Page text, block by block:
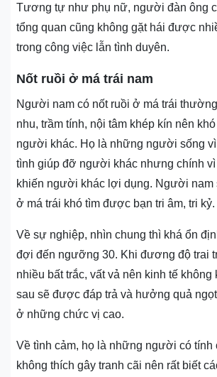
Tương tự như phụ nữ, người đàn ông
tổng quan cũng không gặt hái được
trong công việc lẫn tình duyên.
Nốt ruồi ở má trái nam
Người nam có nốt ruồi ở má trái
nhu, trầm tính, nội tâm khép kín nên
người khác. Họ là những người sống
tình giúp đỡ người khác nhưng chính
khiến người khác lợi dụng. Người nam
ở má trái khó tìm được bạn tri âm, tri kỷ.
Về sự nghiệp, nhìn chung thì khá ổn
đợi đến ngưỡng 30. Khi đương độ trai
nhiều bất trắc, vất vả nên kinh tế không
sau sẽ được đáp trả và hưởng quả
ở những chức vị cao.
Về tình cảm, họ là những người có tính
không thích gây tranh cãi nên rất biết